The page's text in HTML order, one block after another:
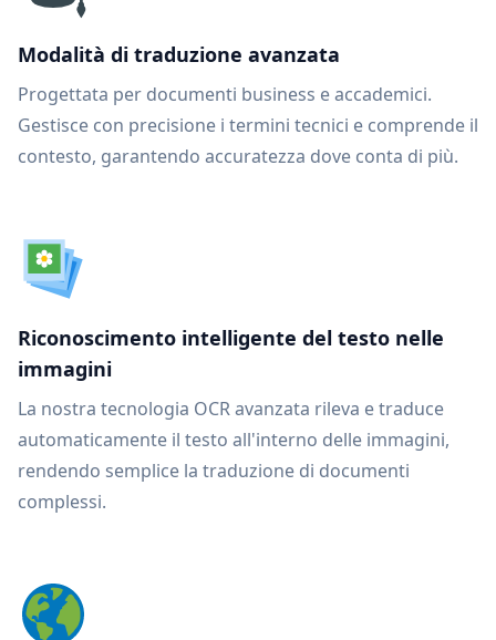
Modalità di traduzione avanzata
Progettata per documenti business e accademici.
Gestisce con precisione i termini tecnici e comprende il
contesto, garantendo accuratezza dove conta di più.
Riconoscimento intelligente del testo nelle
immagini
La nostra tecnologia OCR avanzata rileva e traduce
automaticamente il testo all'interno delle immagini,
rendendo semplice la traduzione di documenti
complessi.